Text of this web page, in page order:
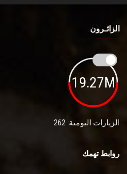
الزائـرون
19.27M
الزيارات اليومية: 262
روابط تهمك